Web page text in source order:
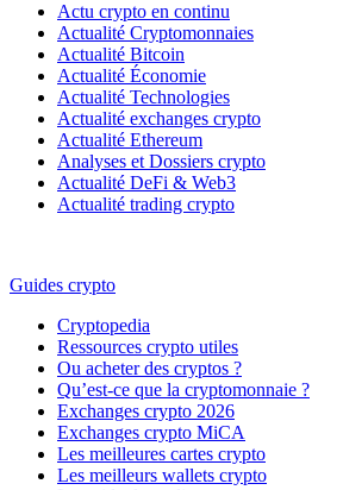
Actu crypto en continu
Actualité Cryptomonnaies
Actualité Bitcoin
Actualité Économie
Actualité Technologies
Actualité exchanges crypto
Actualité Ethereum
Analyses et Dossiers crypto
Actualité DeFi & Web3
Actualité trading crypto
Guides crypto
Cryptopedia
Ressources crypto utiles
Ou acheter des cryptos ?
Qu’est-ce que la cryptomonnaie ?
Exchanges crypto 2026
Exchanges crypto MiCA
Les meilleures cartes crypto
Les meilleurs wallets crypto